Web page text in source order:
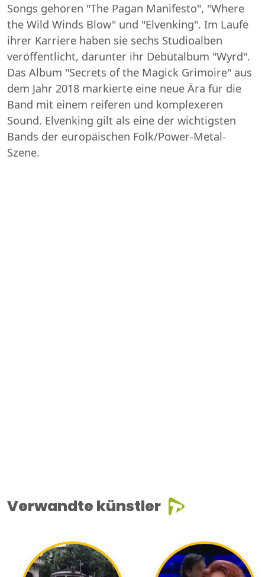
Songs gehören "The Pagan Manifesto", "Where
the Wild Winds Blow" und "Elvenking". Im Laufe
ihrer Karriere haben sie sechs Studioalben
veröffentlicht, darunter ihr Debütalbum "Wyrd".
Das Album "Secrets of the Magick Grimoire" aus
dem Jahr 2018 markierte eine neue Ära für die
Band mit einem reiferen und komplexeren
Sound. Elvenking gilt als eine der wichtigsten
Bands der europäischen Folk/Power-Metal-
Szene.
Verwandte künstler